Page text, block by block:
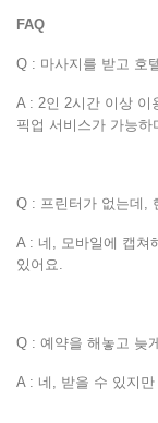
FAQ
Q : 마사지를 받고 호
A : 2인 2시간 이상 이
픽업 서비스가 가능하
Q : 프린터가 없는데,
A : 네, 모바일에 캡쳐
있어요.
Q : 예약을 해놓고 늦
A : 네, 받을 수 있지만